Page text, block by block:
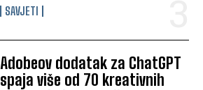
SAVJETI
Adobeov dodatak za ChatGPT
spaja više od 70 kreativnih